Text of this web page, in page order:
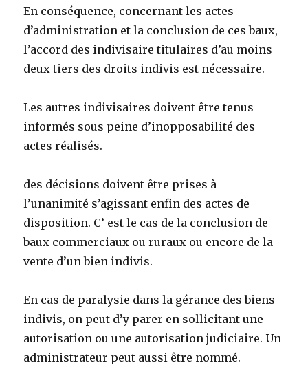
En conséquence, concernant les actes
d’administration et la conclusion de ces baux,
l’accord des indivisaire titulaires d’au moins
deux tiers des droits indivis est nécessaire.
Les autres indivisaires doivent être tenus
informés sous peine d’inopposabilité des
actes réalisés.
des décisions doivent être prises à
l’unanimité s’agissant enfin des actes de
disposition. C’ est le cas de la conclusion de
baux commerciaux ou ruraux ou encore de la
vente d’un bien indivis.
En cas de paralysie dans la gérance des biens
indivis, on peut d’y parer en sollicitant une
autorisation ou une autorisation judiciaire. Un
administrateur peut aussi être nommé.